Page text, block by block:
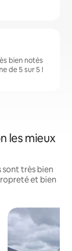
bien notés
de 5 sur 5 !
les mieux
sont très bien
et bien